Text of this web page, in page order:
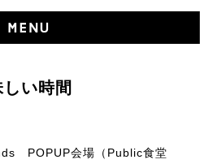
い時間
POPUP会場（Public食堂